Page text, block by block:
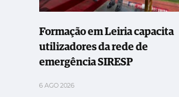
Formação em Leiria capacita
utilizadores da rede de
emergência SIRESP
6 AGO 2026